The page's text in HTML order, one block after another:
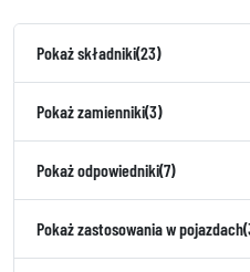
Pokaż składniki(23)
Pokaż zamienniki(3)
Pokaż odpowiedniki(7)
Pokaż zastosowania w pojazdach